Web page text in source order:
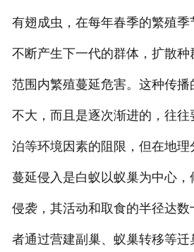
有翅成虫，在每年春季的繁殖季
不断产生下一代的群体，扩散
范围内繁殖蔓延危害。这种传
不大，而且是逐次渐进的，往往
泊等环境因素的阻限，但在地理
蔓延侵入是白蚁以蚁巢为中心
侵袭，其活动和取食的半径达
者通过营建副巢、蚁巢转移等